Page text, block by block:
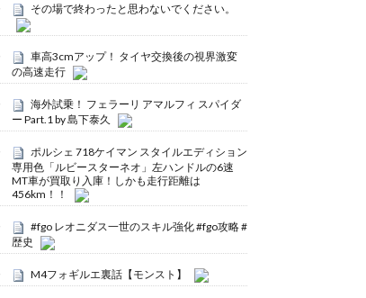
その場で終わったと思わないでください。
車高3cmアップ！ タイヤ交換後の視界激変
の高速走行
海外試乗！ フェラーリ アマルフィ スパイダ
ー Part.1 by 島下泰久
ポルシェ 718ケイマン スタイルエディション
専用色「ルビースターネオ」左ハンドルの6速
MT車が買取り入庫！しかも走行距離は
456km！！
#fgo レオニダス一世のスキル強化 #fgo攻略 #
歴史
M4フォギルエ裏話【モンスト】